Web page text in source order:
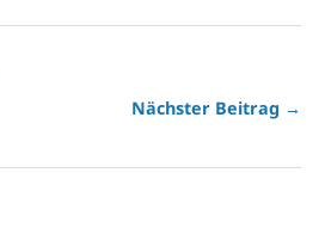
Nächster Beitrag →